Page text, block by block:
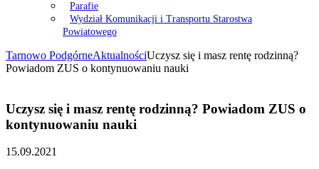
Parafie
Wydział Komunikacji i Transportu Starostwa
Powiatowego
Tarnowo PodgórneAktualnościUczysz się i masz rentę rodzinną?
Powiadom ZUS o kontynuowaniu nauki
Uczysz się i masz rentę rodzinną? Powiadom ZUS o
kontynuowaniu nauki
15.09.2021